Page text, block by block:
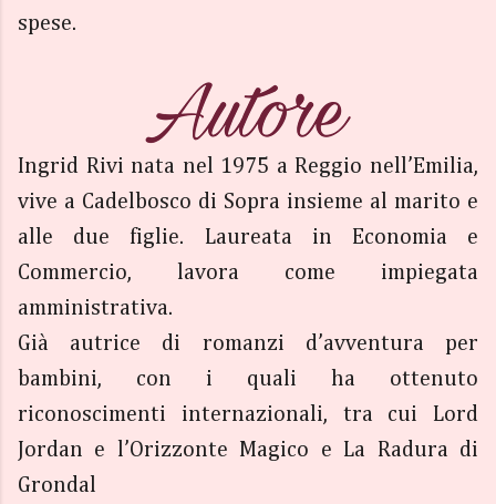
spese.
Ingrid Rivi nata nel 1975 a Reggio nell’Emilia,
vive a Cadelbosco di Sopra insieme al marito e
alle due figlie. Laureata in Economia e
Commercio, lavora come impiegata
amministrativa.
Già autrice di romanzi d’avventura per
bambini, con i quali ha ottenuto
riconoscimenti internazionali, tra cui Lord
Jordan e l’Orizzonte Magico e La Radura di
Grondal